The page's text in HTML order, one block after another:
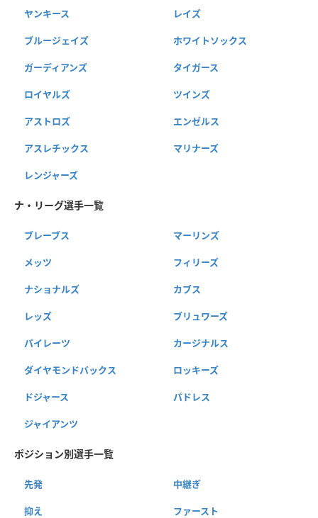
ヤンキース レイズ
ブルージェイズ ホワイトソックス
ガーディアンズ タイガース
ロイヤルズ ツインズ
アストロズ エンゼルス
アスレチックス マリナーズ
レンジャーズ
ナ・リーグ選手一覧
ブレーブス マーリンズ
メッツ フィリーズ
ナショナルズ カブス
レッズ ブリュワーズ
パイレーツ カージナルス
ダイヤモンドバックス ロッキーズ
ドジャース パドレス
ジャイアンツ
ポジション別選手一覧
先発 中継ぎ
抑え ファースト